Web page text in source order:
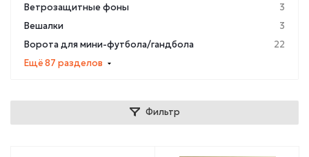
Ветрозащитные фоны
3
Вешалки
3
Ворота для мини-футбола/гандбола
22
Ещё 87 разделов
Фильтр